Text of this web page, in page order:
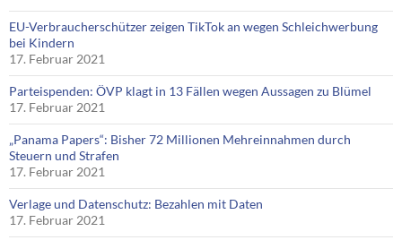
EU-Verbraucherschützer zeigen TikTok an wegen Schleichwerbung
bei Kindern
17. Februar 2021
Parteispenden: ÖVP klagt in 13 Fällen wegen Aussagen zu Blümel
17. Februar 2021
„Panama Papers“: Bisher 72 Millionen Mehreinnahmen durch
Steuern und Strafen
17. Februar 2021
Verlage und Datenschutz: Bezahlen mit Daten
17. Februar 2021